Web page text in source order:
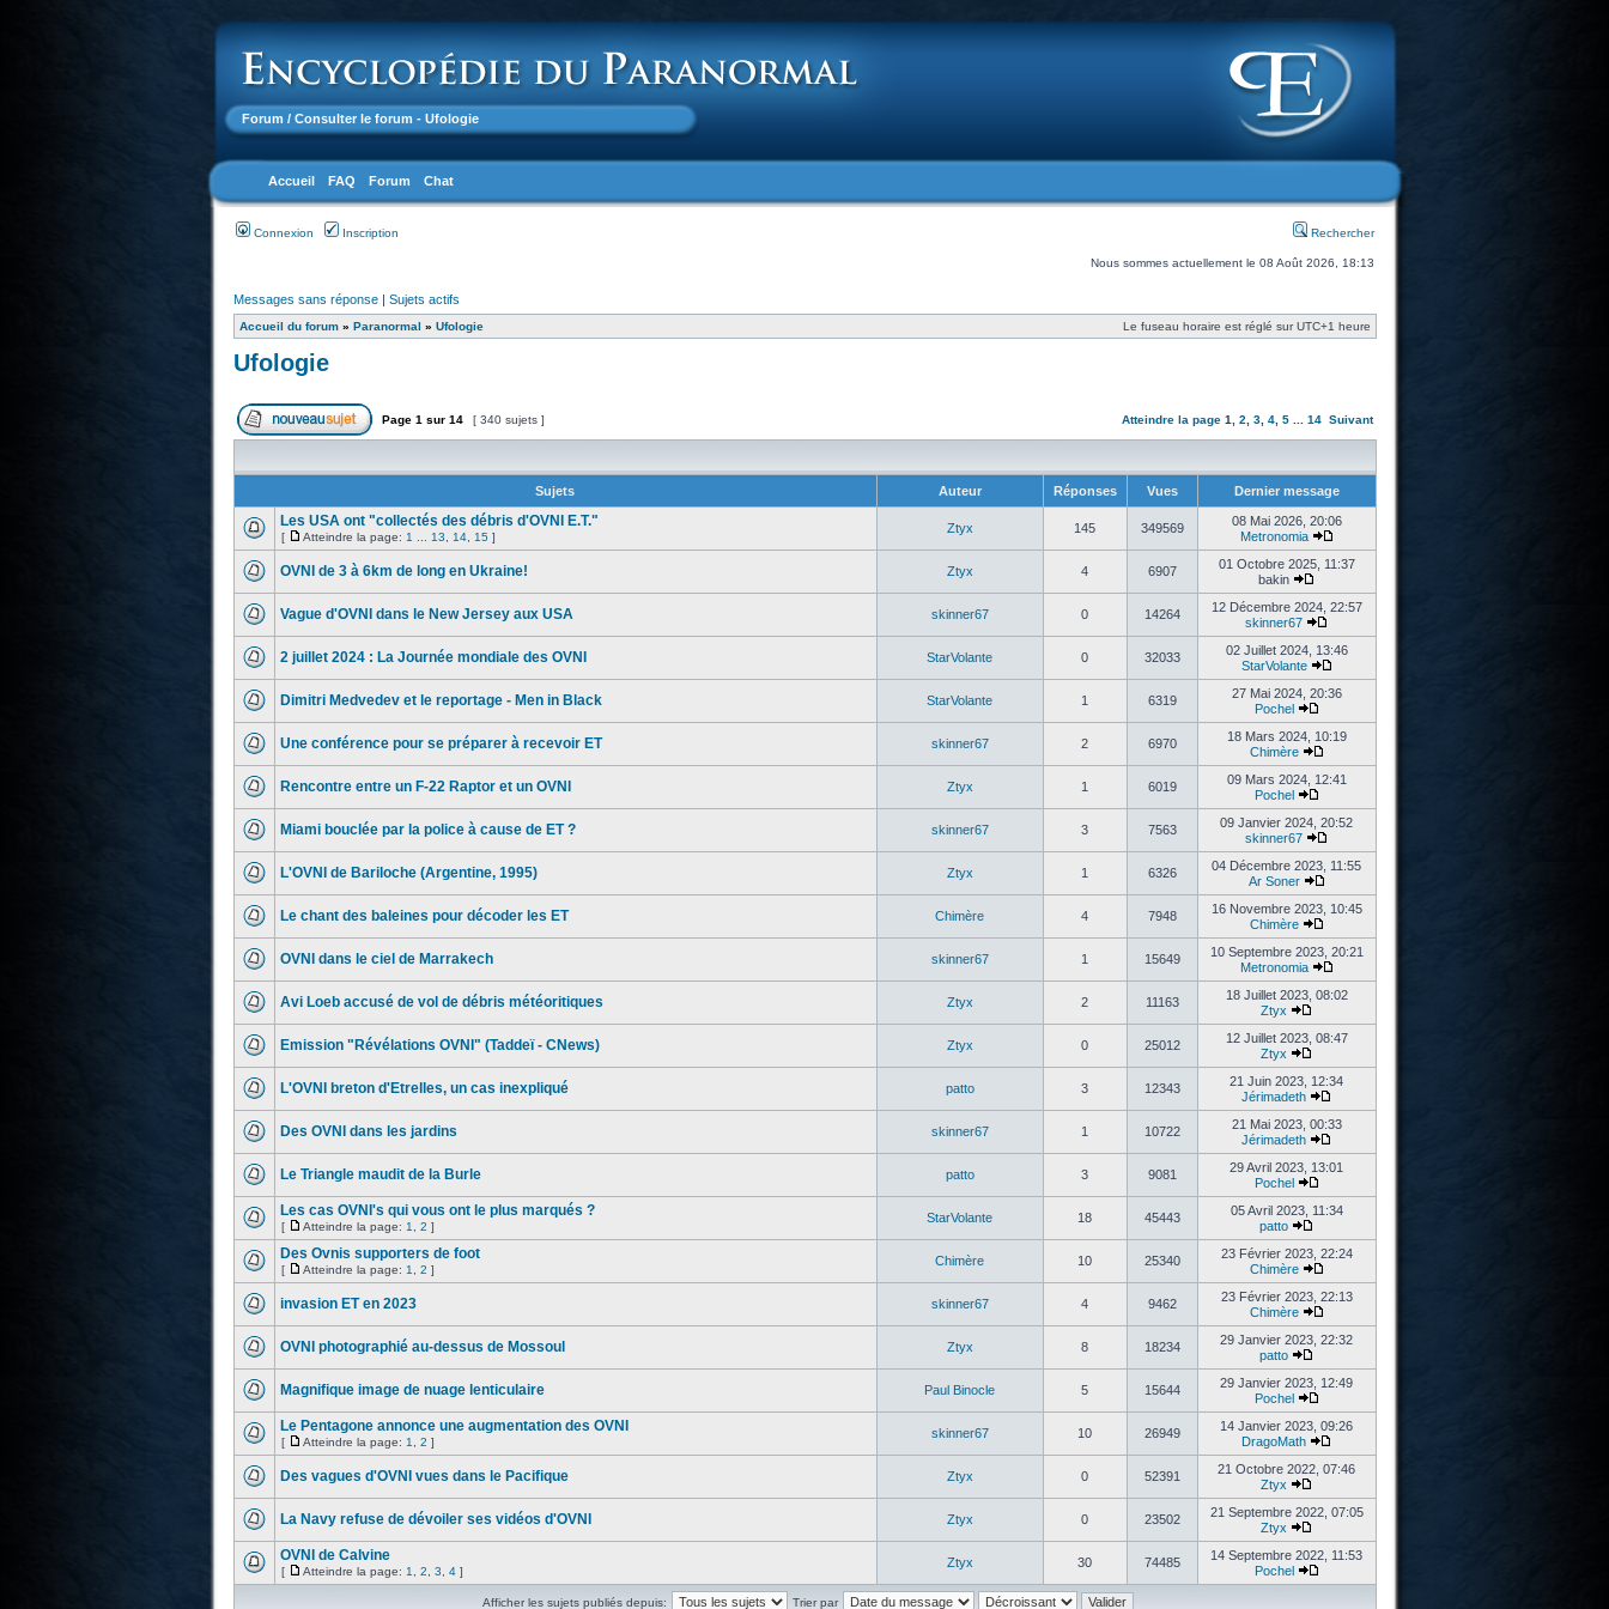
Forum / Consulter le forum - Ufologie
Accueil FAQ Forum Chat
Connexion Inscription Rechercher
Nous sommes actuellement le 08 Août 2026, 18:13
Messages sans réponse| Sujets actifs
Accueil du forum» Paranormal » Ufologie Le fuseau horaire est réglé sur UTC+1 heure
Ufologie
Page 1 sur 14 [ 340 sujets ] Atteindre la page 1 2 3, 4, 5... 14 Suivant
Sujets Auteur Réponses Vues Dernier message
Les USA ont "collectés des débris d'OVNI E.T."
[ Atteindre la page: 1 13 14, 15]
Ztyx 145 349569
08 Mai 2026, 20:06
Metronomia
OVNI de 3 à 6km de long en Ukraine! Ztyx 4 6907
01 Octobre 2025, 11:37
bakin
Vague d'OVNI dans le New Jersey aux USA skinner67 0 14264
12 Décembre 2024, 22:57
skinner67
2 juillet 2024 : La Journée mondiale des OVNI StarVolante 0 32033
02 Juillet 2024, 13:46
StarVolante
Dimitri Medvedev et le reportage - Men in Black StarVolante 1 6319
27 Mai 2024, 20:36
Pochel
Une conférence pour se préparer à recevoir ET skinner67 2 6970
18 Mars 2024, 10:19
Chimère
Rencontre entre un F-22 Raptor et un OVNI Ztyx 1 6019
09 Mars 2024, 12:41
Pochel
Miami bouclée par la police à cause de ET ? skinner67 3 7563
09 Janvier 2024, 20:52
skinner67
L'OVNI de Bariloche (Argentine, 1995) Ztyx 1 6326
04 Décembre 2023, 11:55
Ar Soner
Le chant des baleines pour décoder les ET Chimère 4 7948
16 Novembre 2023, 10:45
Chimère
OVNI dans le ciel de Marrakech skinner67 1 15649
10 Septembre 2023, 20:21
Metronomia
Avi Loeb accusé de vol de débris météoritiques Ztyx 2 11163
18 Juillet 2023, 08:02
Ztyx
Emission "Révélations OVNI" (Taddeï - CNews) Ztyx 0 25012
12 Juillet 2023, 08:47
Ztyx
L'OVNI breton d'Etrelles, un cas inexpliqué patto 3 12343
21 Juin 2023, 12:34
Jérimadeth
Des OVNI dans les jardins skinner67 1 10722
21 Mai 2023, 00:33
Jérimadeth
Le Triangle maudit de la Burle patto 3 9081
29 Avril 2023, 13:01
Pochel
Les cas OVNI's qui vous ont le plus marqués ?
[ Atteindre la page: 1 2 ]
StarVolante 18 45443
05 Avril 2023, 11:34
patto
Des Ovnis supporters de foot
[ Atteindre la page: 1 2 ]
Chimère 10 25340
23 Février 2023, 22:24
Chimère
invasion ET en 2023 skinner67 4 9462
23 Février 2023, 22:13
Chimère
OVNI photographié au-dessus de Mossoul Ztyx 8 18234
29 Janvier 2023, 22:32
patto
Magnifique image de nuage lenticulaire Paul Binocle 5 15644
29 Janvier 2023, 12:49
Pochel
Le Pentagone annonce une augmentation des OVNI
[ Atteindre la page: 1 2 ]
skinner67 10 26949
14 Janvier 2023, 09:26
DragoMath
Des vagues d'OVNI vues dans le Pacifique Ztyx 0 52391
21 Octobre 2022, 07:46
Ztyx
La Navy refuse de dévoiler ses vidéos d'OVNI Ztyx 0 23502
21 Septembre 2022, 07:05
Ztyx
OVNI de Calvine
[ Atteindre la page: 1 2 3 4]
Ztyx 30 74485
14 Septembre 2022, 11:53
Pochel
Afficher les sujets publiés depuis: Trier par